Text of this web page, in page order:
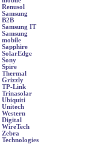
Renusol
Samsung
B2B
Samsung IT
Samsung
mobile
Sapphire
SolarEdge
Sony
Spire
Thermal
Grizzly
TP-Link
Trinasolar
Ubiquiti
Unitech
Western
Digital
WireTech
Zebra
Technologies